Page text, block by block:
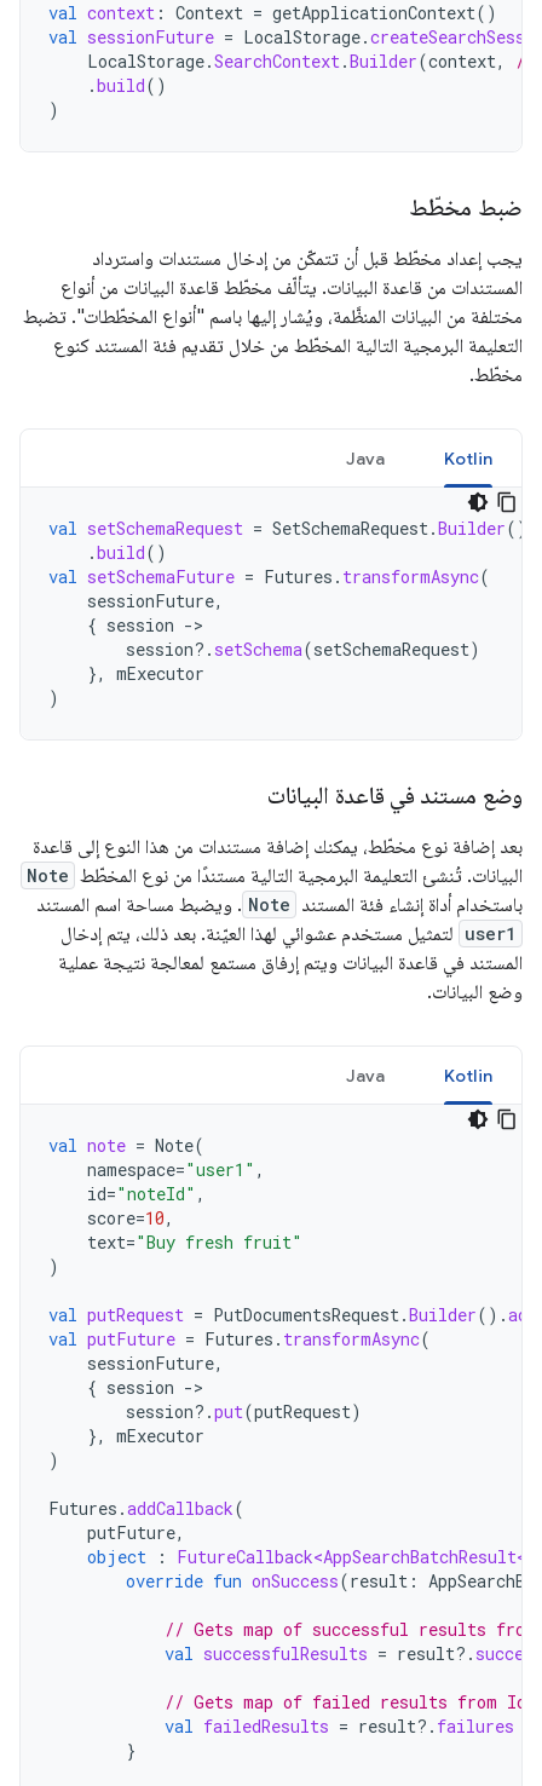
val context : Context = getApplicationContext()
val sessionFuture = LocalStorage.
LocalStorage.SearchContext.Builder(context,
/
.build()
)
ضبط مخطّط
يجب إعداد مخطّط قبل أن تتمكّن من إدخال مستندات واسترداد
المستندات من قاعدة البيانات. يتألّف مخطّط قاعدة البيانات من أنواع
مختلفة من البيانات المنظَّمة، ويُشار إليها باسم "أنواع المخطّطات". تضبط
التعليمة البرمجية التالية المخطّط من خلال تقديم فئة المستند كنوع
مخطّط.
Kotlin
Java
val setSchemaRequest = SetSchemaRequest.Builder().
.build()
val setSchemaFuture = Futures . transformAsync(
sessionFuture,
{ session -
session?. setSchema(setSchemaRequest)
},
mExecutor
)
وضع مستند في قاعدة البيانات
بعد إضافة نوع مخطّط، يمكنك إضافة مستندات من هذا النوع إلى قاعدة
البيانات. تُنشئ التعليمة البرمجية التالية مستندًا من نوع المخطّط Note
باستخدام أداة إنشاء فئة المستند Note . ويضبط مساحة اسم المستند
user1 لتمثيل مستخدم عشوائي لهذا العيّنة. بعد ذلك، يتم إدخال
المستند في قاعدة البيانات ويتم إرفاق مستمع لمعالجة نتيجة عملية
وضع البيانات.
Kotlin
Java
val note = Note(
namespace="user1" ,
id="noteId" ,
score=10,
text="Buy fresh fruit"
)
val putRequest = PutDocumentsRequest.Builder().
val putFuture = Futures . transformAsync(
sessionFuture,
{ session -
session?.put(putRequest)
},
mExecutor
)
Futures .addCallback(
putFuture,
object
:
override fun onSuccess(result :
// Gets map of successful results
val successfulResults = result?.
// Gets map of failed results from Id to
val failedResults = result?. failures
}